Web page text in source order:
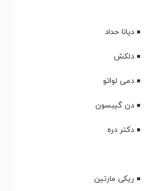
دیانا حداد
دلکش
دمی لواتو
دن گیبسون
دکتر دره
ریکی مارتین